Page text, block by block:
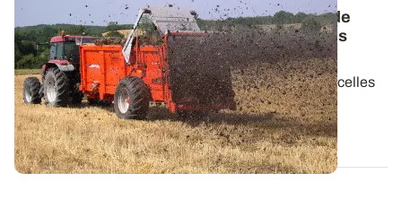
Observatoire PhosphoBio : les pratiques de
gestion de la fertilité mises en place par les
agriculteurs
Les pratiques culturales mises en œuvre sur les parcelles
de l’observatoire PhosphoBio ont...
22 MAI 2023